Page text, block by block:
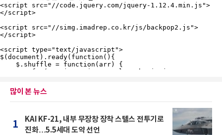
많이 본 뉴스
1
KAI KF-21, 내부 무장창 장착 스텔스 전투기로
진화…5.5세대 도약 선언